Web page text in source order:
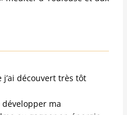
découvert très tôt
ma